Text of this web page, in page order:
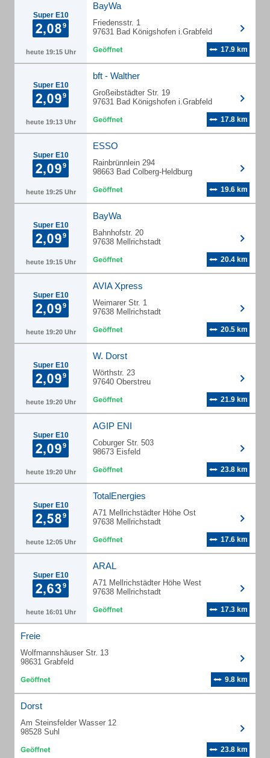
Super E10
heute 19:15 Uhr
BayWa
Friedensstr. 1
97631 Bad Königshofen i.Grabfeld
17.9 km
Super E10
heute 19:13 Uhr
bft - Walther
Großeibstädter Str. 19
97631 Bad Königshofen i.Grabfeld
17.8 km
Super E10
heute 19:25 Uhr
ESSO
Rainbrünnlein 294
98663 Bad Colberg-Heldburg
19.6 km
Super E10
heute 19:15 Uhr
BayWa
Bahnhofstr. 20
97638 Mellrichstadt
20.4 km
Super E10
heute 19:20 Uhr
AVIA Xpress
Weimarer Str. 1
97638 Mellrichstadt
20.5 km
Super E10
heute 19:20 Uhr
W. Dorst
Wörthstr. 23
97640 Oberstreu
21.9 km
Super E10
heute 19:20 Uhr
AGIP ENI
Coburger Str. 503
98673 Eisfeld
23.8 km
Super E10
heute 12:05 Uhr
TotalEnergies
A71 Mellrichstädter Höhe Ost
97638 Mellrichstadt
17.6 km
Super E10
heute 16:01 Uhr
ARAL
A71 Mellrichstädter Höhe West
97638 Mellrichstadt
17.3 km
Freie
Wolfmannshäuser Str. 13
98631 Grabfeld
9.8 km
Dorst
Am Steinsfelder Wasser 12
98528 Suhl
23.8 km